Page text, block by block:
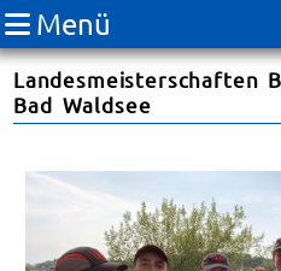
Menü
Landesmeisterschaften
Bad Waldsee